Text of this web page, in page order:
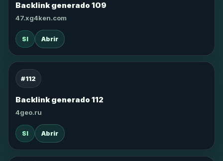
Backlink generado 109
47.xg4ken.com
SI Abrir
#112
Backlink generado 112
4geo.ru
SI Abrir